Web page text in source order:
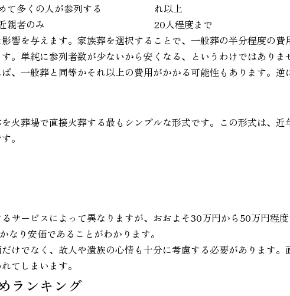
て多くの人が参列する
れ以上
親者のみ 20人程度まで
響を与えます。家族葬を選択することで、一般葬の半分程度の費
。単純に参列者数が少ないから安くなる、というわけではあり
、一般葬と同等かそれ以上の費用がかかる可能性もあります。
火葬場で直接火葬する最もシンプルな形式です。この形式は、
。
サービスによって異なりますが、おおよそ30万円から50万円程
なり安価であることがわかります。
けでなく、故人や遺族の心情も十分に考慮する必要があります。
てしまいます。
ランキング